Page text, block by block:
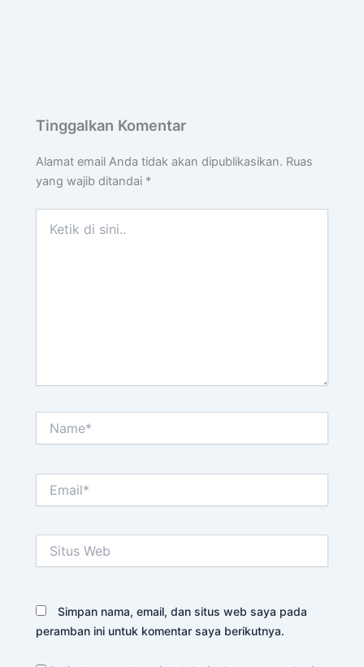
Tinggalkan Komentar
Alamat email Anda tidak akan dipublikasikan. Ruas
yang wajib ditandai *
Web
Simpan nama, email, dan situs web saya pada
peramban ini untuk komentar saya berikutnya.